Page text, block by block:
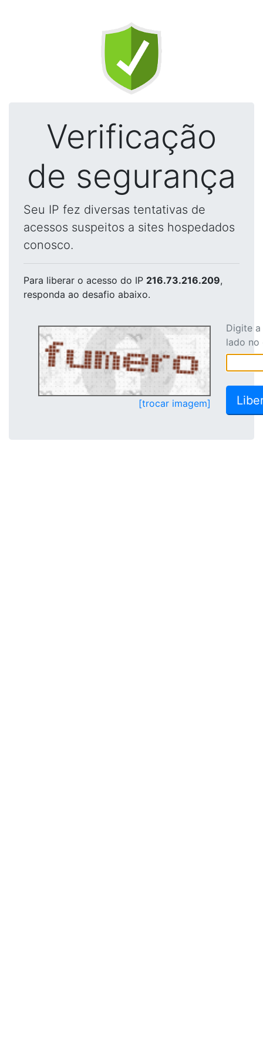
Verificação
de segurança
Seu IP fez diversas tentativas de
acessos suspeitos a sites hospedados
conosco.
Para liberar o acesso do IP 216.73.216.209,
responda ao desafio abaixo.
[trocar imagem]
Digite
lado no